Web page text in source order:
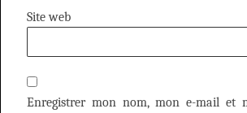
Site web
Enregistrer mon nom, mon e-mail et